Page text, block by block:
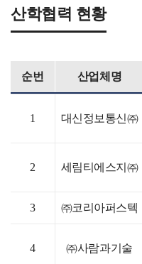
산학협력 현황
순번 산업체명
1 대신정보통신㈜
2 세림티에스지㈜
3 ㈜코리아퍼스텍
4 ㈜사람과기술